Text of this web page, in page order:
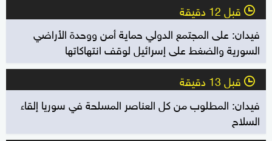
l قبل 12 دقيقة
فيدان: على المجتمع الدولي حماية أمن ووحدة الأراضي
السورية والضغط على إسرائيل لوقف انتهاكاتها
l قبل 13 دقيقة
فيدان: المطلوب من كل العناصر المسلحة في سوريا إلقاء
السلاح